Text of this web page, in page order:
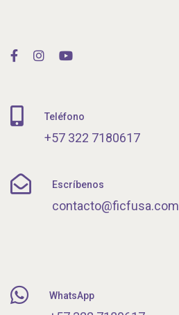
Teléfono
+57 322 7180617
Escríbenos
contacto@ficfusa.com
WhatsApp